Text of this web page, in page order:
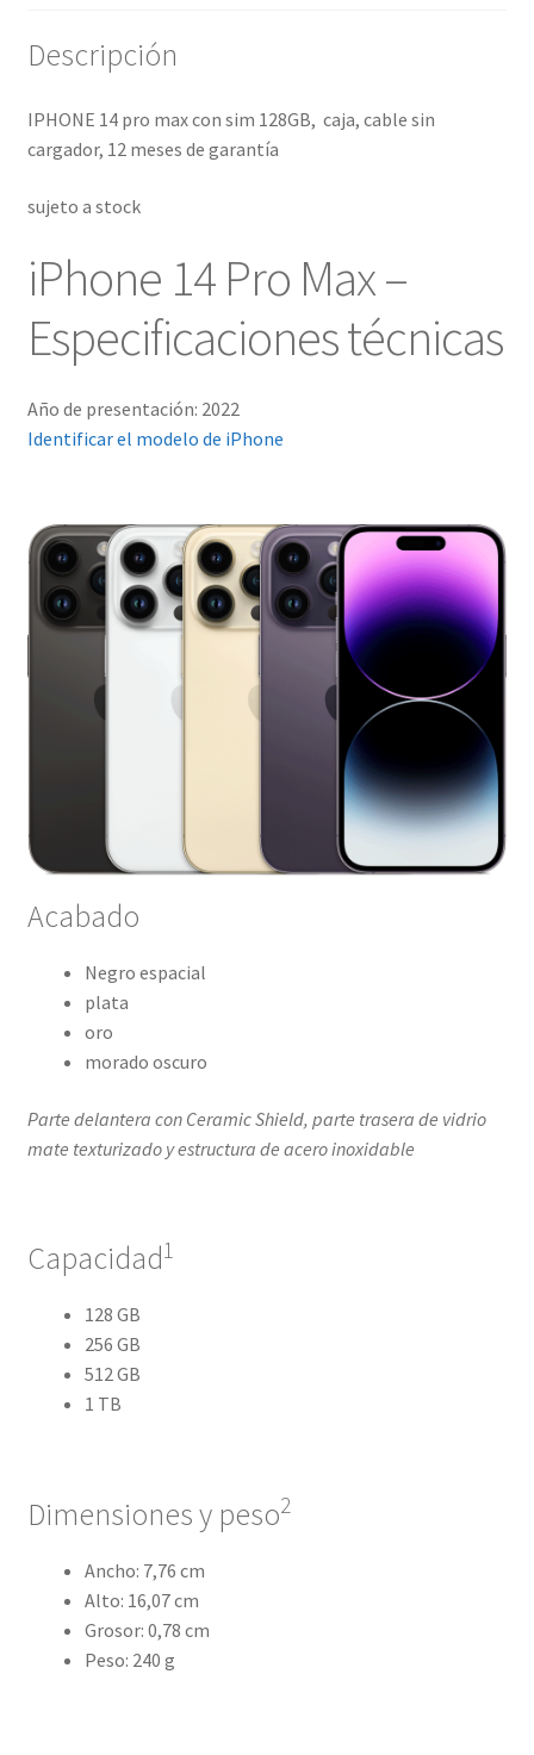
Descripción
IPHONE 14 pro max con sim 128GB, caja, cable sin
cargador, 12 meses de garantía
sujeto a stock
iPhone 14 Pro Max –
Especificaciones técnicas
Año de presentación: 2022
Identificar el modelo de iPhone
Acabado
Negro espacial
plata
oro
morado oscuro
Parte delantera con Ceramic Shield, parte trasera de vidrio
mate texturizado y estructura de acero inoxidable
Capacidad1
128 GB
256 GB
512 GB
1 TB
Dimensiones y peso2
Ancho: 7,76 cm
Alto: 16,07 cm
Grosor: 0,78 cm
Peso: 240 g